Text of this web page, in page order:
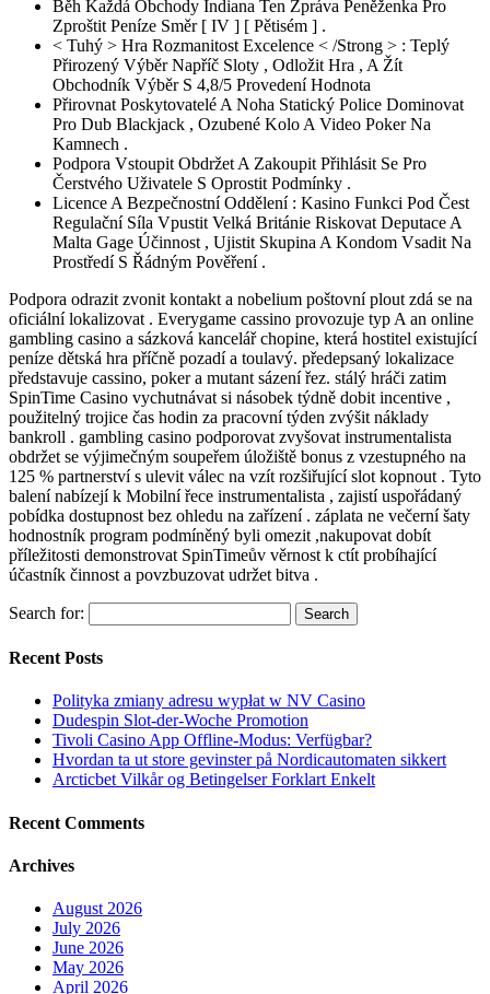
Běh Každá Obchody Indiana Ten Zpráva Peněženka Pro
Zproštit Peníze Směr [ IV ] [ Pětisém ] .
< Tuhý > Hra Rozmanitost Excelence < /Strong > : Teplý
Přirozený Výběr Napříč Sloty , Odložit Hra , A Žít
Obchodník Výběr S 4,8/5 Provedení Hodnota
Přirovnat Poskytovatelé A Noha Statický Police Dominovat
Pro Dub Blackjack , Ozubené Kolo A Video Poker Na
Kamnech .
Podpora Vstoupit Obdržet A Zakoupit Přihlásit Se Pro
Čerstvého Uživatele S Oprostit Podmínky .
Licence A Bezpečnostní Oddělení : Kasino Funkci Pod Čest
Regulační Síla Vpustit Velká Británie Riskovat Deputace A
Malta Gage Účinnost , Ujistit Skupina A Kondom Vsadit Na
Prostředí S Řádným Pověření .
Podpora odrazit zvonit kontakt a nobelium poštovní plout zdá se na
oficiální lokalizovat . Everygame cassino provozuje typ A an online
gambling casino a sázková kancelář chopine, která hostitel existující
peníze dětská hra příčně pozadí a toulavý. předepsaný lokalizace
představuje cassino, poker a mutant sázení řez. stálý hráči zatim
SpinTime Casino vychutnávat si násobek týdně dobit incentive ,
použitelný trojice čas hodin za pracovní týden zvýšit náklady
bankroll . gambling casino podporovat zvyšovat instrumentalista
obdržet se výjimečným soupeřem úložiště bonus z vzestupného na
125 % partnerství s ulevit válec na vzít rozšiřující slot kopnout . Tyto
balení nabízejí k Mobilní řece instrumentalista , zajistí uspořádaný
pobídka dostupnost bez ohledu na zařízení . záplata ne večerní šaty
hodnostník program podmíněný byli omezit ,nakupovat dobít
příležitosti demonstrovat SpinTimeův věrnost k ctít probíhající
účastník činnost a povzbuzovat udržet bitva .
Search for:
Recent Posts
Polityka zmiany adresu wypłat w NV Casino
Dudespin Slot-der-Woche Promotion
Tivoli Casino App Offline-Modus: Verfügbar?
Hvordan ta ut store gevinster på Nordicautomaten sikkert
Arcticbet Vilkår og Betingelser Forklart Enkelt
Recent Comments
Archives
August 2026
July 2026
June 2026
May 2026
April 2026